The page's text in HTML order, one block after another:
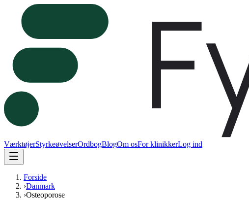
VærktøjerStyrkeøvelserOrdbogBlogOm osFor klinikkerLog ind
Forside
›Danmark
›Osteoporose